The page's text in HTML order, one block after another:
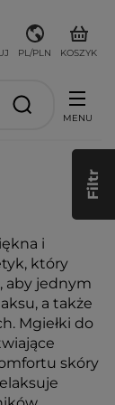
PL/PLN KOSZYK
MENU
i
który
aby jednym
a także
Mgiełki do
skóry
Filtr